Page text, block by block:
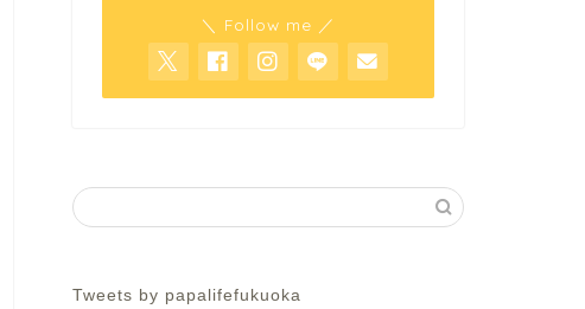
＼ Follow me ／
Tweets by papalifefukuoka